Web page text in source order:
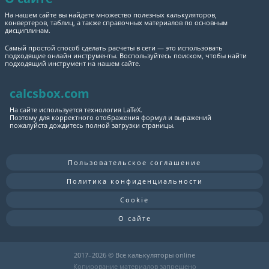
На нашем сайте вы найдете множество полезных калькуляторов,
конвертеров, таблиц, а также справочных материалов по основным
дисциплинам.
Самый простой способ сделать расчеты в сети — это использовать
подходящие онлайн инструменты. Воспользуйтесь поиском, чтобы найти
подходящий инструмент на нашем сайте.
calcsbox.com
На сайте используется технология LaTeX.
Поэтому для корректного отображения формул и выражений
пожалуйста дождитесь полной загрузки страницы.
Пользовательское соглашение
Политика конфиденциальности
Cookie
О сайте
2017–2026 © Все калькуляторы online
Копирование материалов запрещено